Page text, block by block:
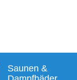
Saunen &